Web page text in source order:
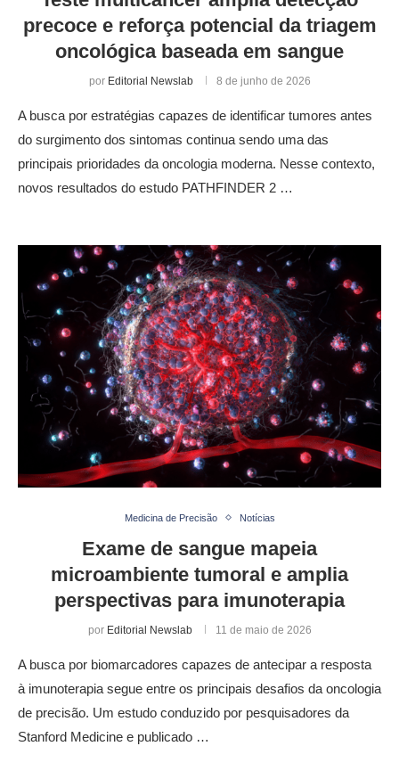
precoce e reforça potencial da triagem
oncológica baseada em sangue
por Editorial Newslab 8 de junho de 2026
A busca por estratégias capazes de identificar tumores antes
do surgimento dos sintomas continua sendo uma das
principais prioridades da oncologia moderna. Nesse contexto,
novos resultados do estudo PATHFINDER 2 …
Medicina de Precisão Notícias
Exame de sangue mapeia
microambiente tumoral e amplia
perspectivas para imunoterapia
por Editorial Newslab 11 de maio de 2026
A busca por biomarcadores capazes de antecipar a resposta
à imunoterapia segue entre os principais desafios da oncologia
de precisão. Um estudo conduzido por pesquisadores da
Stanford Medicine e publicado …